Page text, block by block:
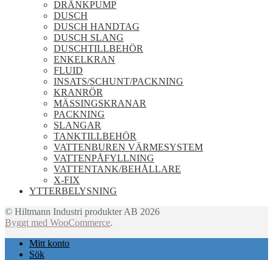
DRÄNKPUMP
DUSCH
DUSCH HANDTAG
DUSCH SLANG
DUSCHTILLBEHÖR
ENKELKRAN
FLUID
INSATS/SCHUNT/PACKNING
KRANRÖR
MÄSSINGSKRANAR
PACKNING
SLANGAR
TANKTILLBEHÖR
VATTENBUREN VÄRMESYSTEM
VATTENPÅFYLLNING
VATTENTANK/BEHÅLLARE
X-FIX
YTTERBELYSNING
© Hiltmann Industri produkter AB 2026
Byggt med WooCommerce.
Mitt konto
Sök